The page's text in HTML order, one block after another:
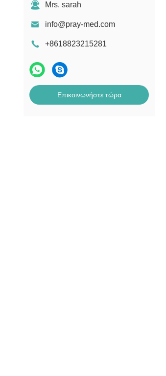
Εξαρτήματα εξοπλισμού
Mrs. sarah
info@pray-med.com
+8618823215281
Επικοινωνήστε τώρα